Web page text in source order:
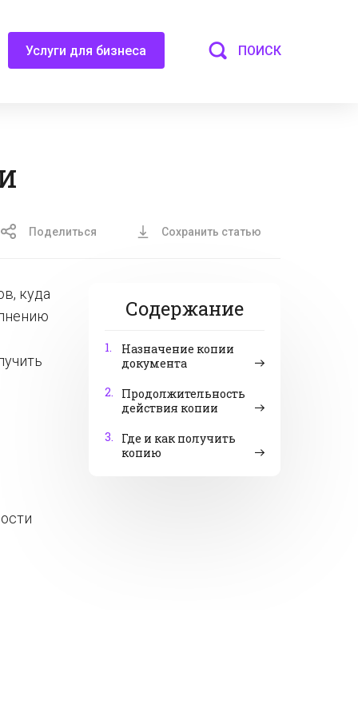
Услуги для бизнеса ПОИСК
Поделиться Сохранить статью
Содержание
1.
Назначение копии
документа
2.
Продолжительность
действия копии
3.
Где и как получить
копию
куда